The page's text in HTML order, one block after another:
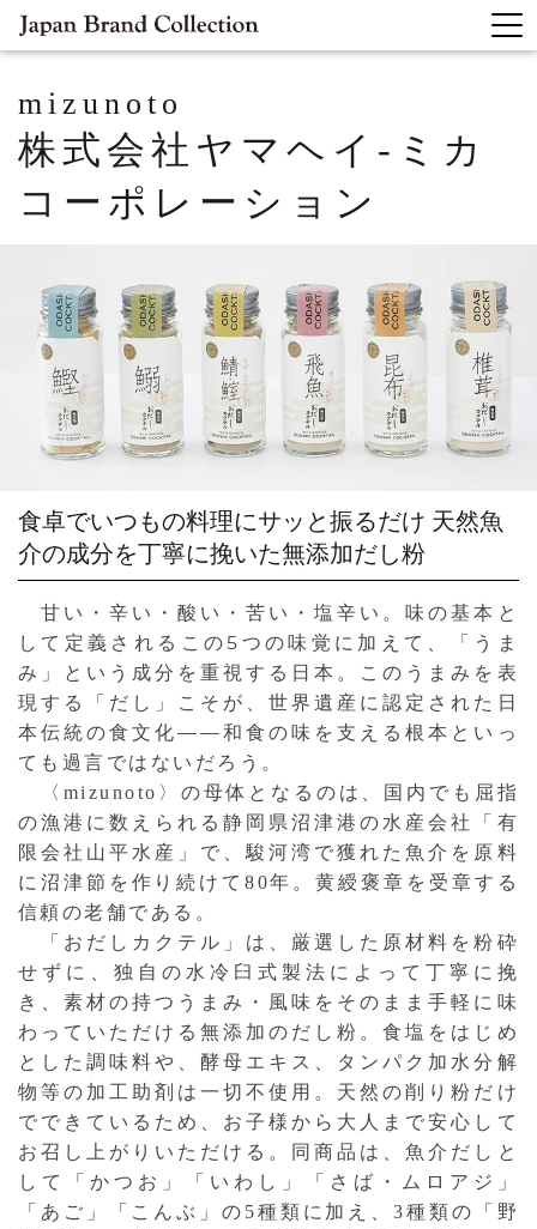
mizunoto
株式会社ヤマヘイ-ミカ
コーポレーション
食卓でいつもの料理にサッと振るだけ 天然魚
介の成分を丁寧に挽いた無添加だし粉
甘い・辛い・酸い・苦い・塩辛い。味の基本と
して定義されるこの5つの味覚に加えて、「うま
み」という成分を重視する日本。このうまみを表
現する「だし」こそが、世界遺産に認定された日
本伝統の食文化——和食の味を支える根本といっ
ても過言ではないだろう。
〈mizunoto〉の母体となるのは、国内でも屈指
の漁港に数えられる静岡県沼津港の水産会社「有
限会社山平水産」で、駿河湾で獲れた魚介を原料
に沼津節を作り続けて80年。黄綬褒章を受章する
信頼の老舗である。
「おだしカクテル」は、厳選した原材料を粉砕
せずに、独自の水冷臼式製法によって丁寧に挽
き、素材の持つうまみ・風味をそのまま手軽に味
わっていただける無添加のだし粉。食塩をはじめ
とした調味料や、酵母エキス、タンパク加水分解
物等の加工助剤は一切不使用。天然の削り粉だけ
でできているため、お子様から大人まで安心して
お召し上がりいただける。同商品は、魚介だしと
して「かつお」「いわし」「さば・ムロアジ」
「あご」「こんぶ」の5種類に加え、3種類の「野